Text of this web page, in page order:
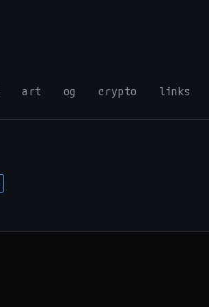
art og crypto links